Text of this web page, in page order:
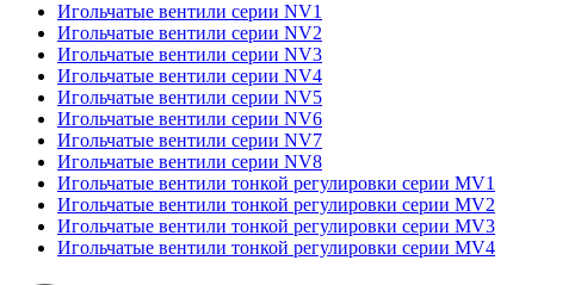
Игольчатые вентили серии NV1
Игольчатые вентили серии NV2
Игольчатые вентили серии NV3
Игольчатые вентили серии NV4
Игольчатые вентили серии NV5
Игольчатые вентили серии NV6
Игольчатые вентили серии NV7
Игольчатые вентили серии NV8
Игольчатые вентили тонкой регулировки серии MV1
Игольчатые вентили тонкой регулировки серии MV2
Игольчатые вентили тонкой регулировки серии MV3
Игольчатые вентили тонкой регулировки серии MV4